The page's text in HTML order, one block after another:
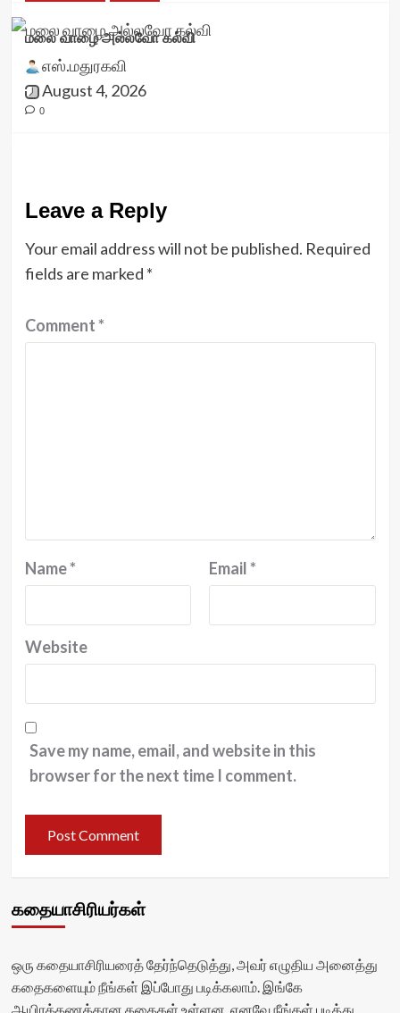
மலை வாழை அல்லவோ கல்வி
எஸ்.மதுரகவி
August 4, 2026
0
Leave a Reply
Your email address will not be published. Required
fields are marked *
Comment*
Name* Email*
Website
Save my name, email, and website in this
browser for the next time I comment.
கதையாசிரியர்கள்
ஒரு கதையாசிரியரைத் தேர்ந்தெடுத்து, அவர் எழுதிய அனைத்து
கதைகளையும் நீங்கள் இப்போது படிக்கலாம். இங்கே
ஆயிரக்கணக்கான கதைகள் உள்ளன, எனவே நீங்கள் படித்து